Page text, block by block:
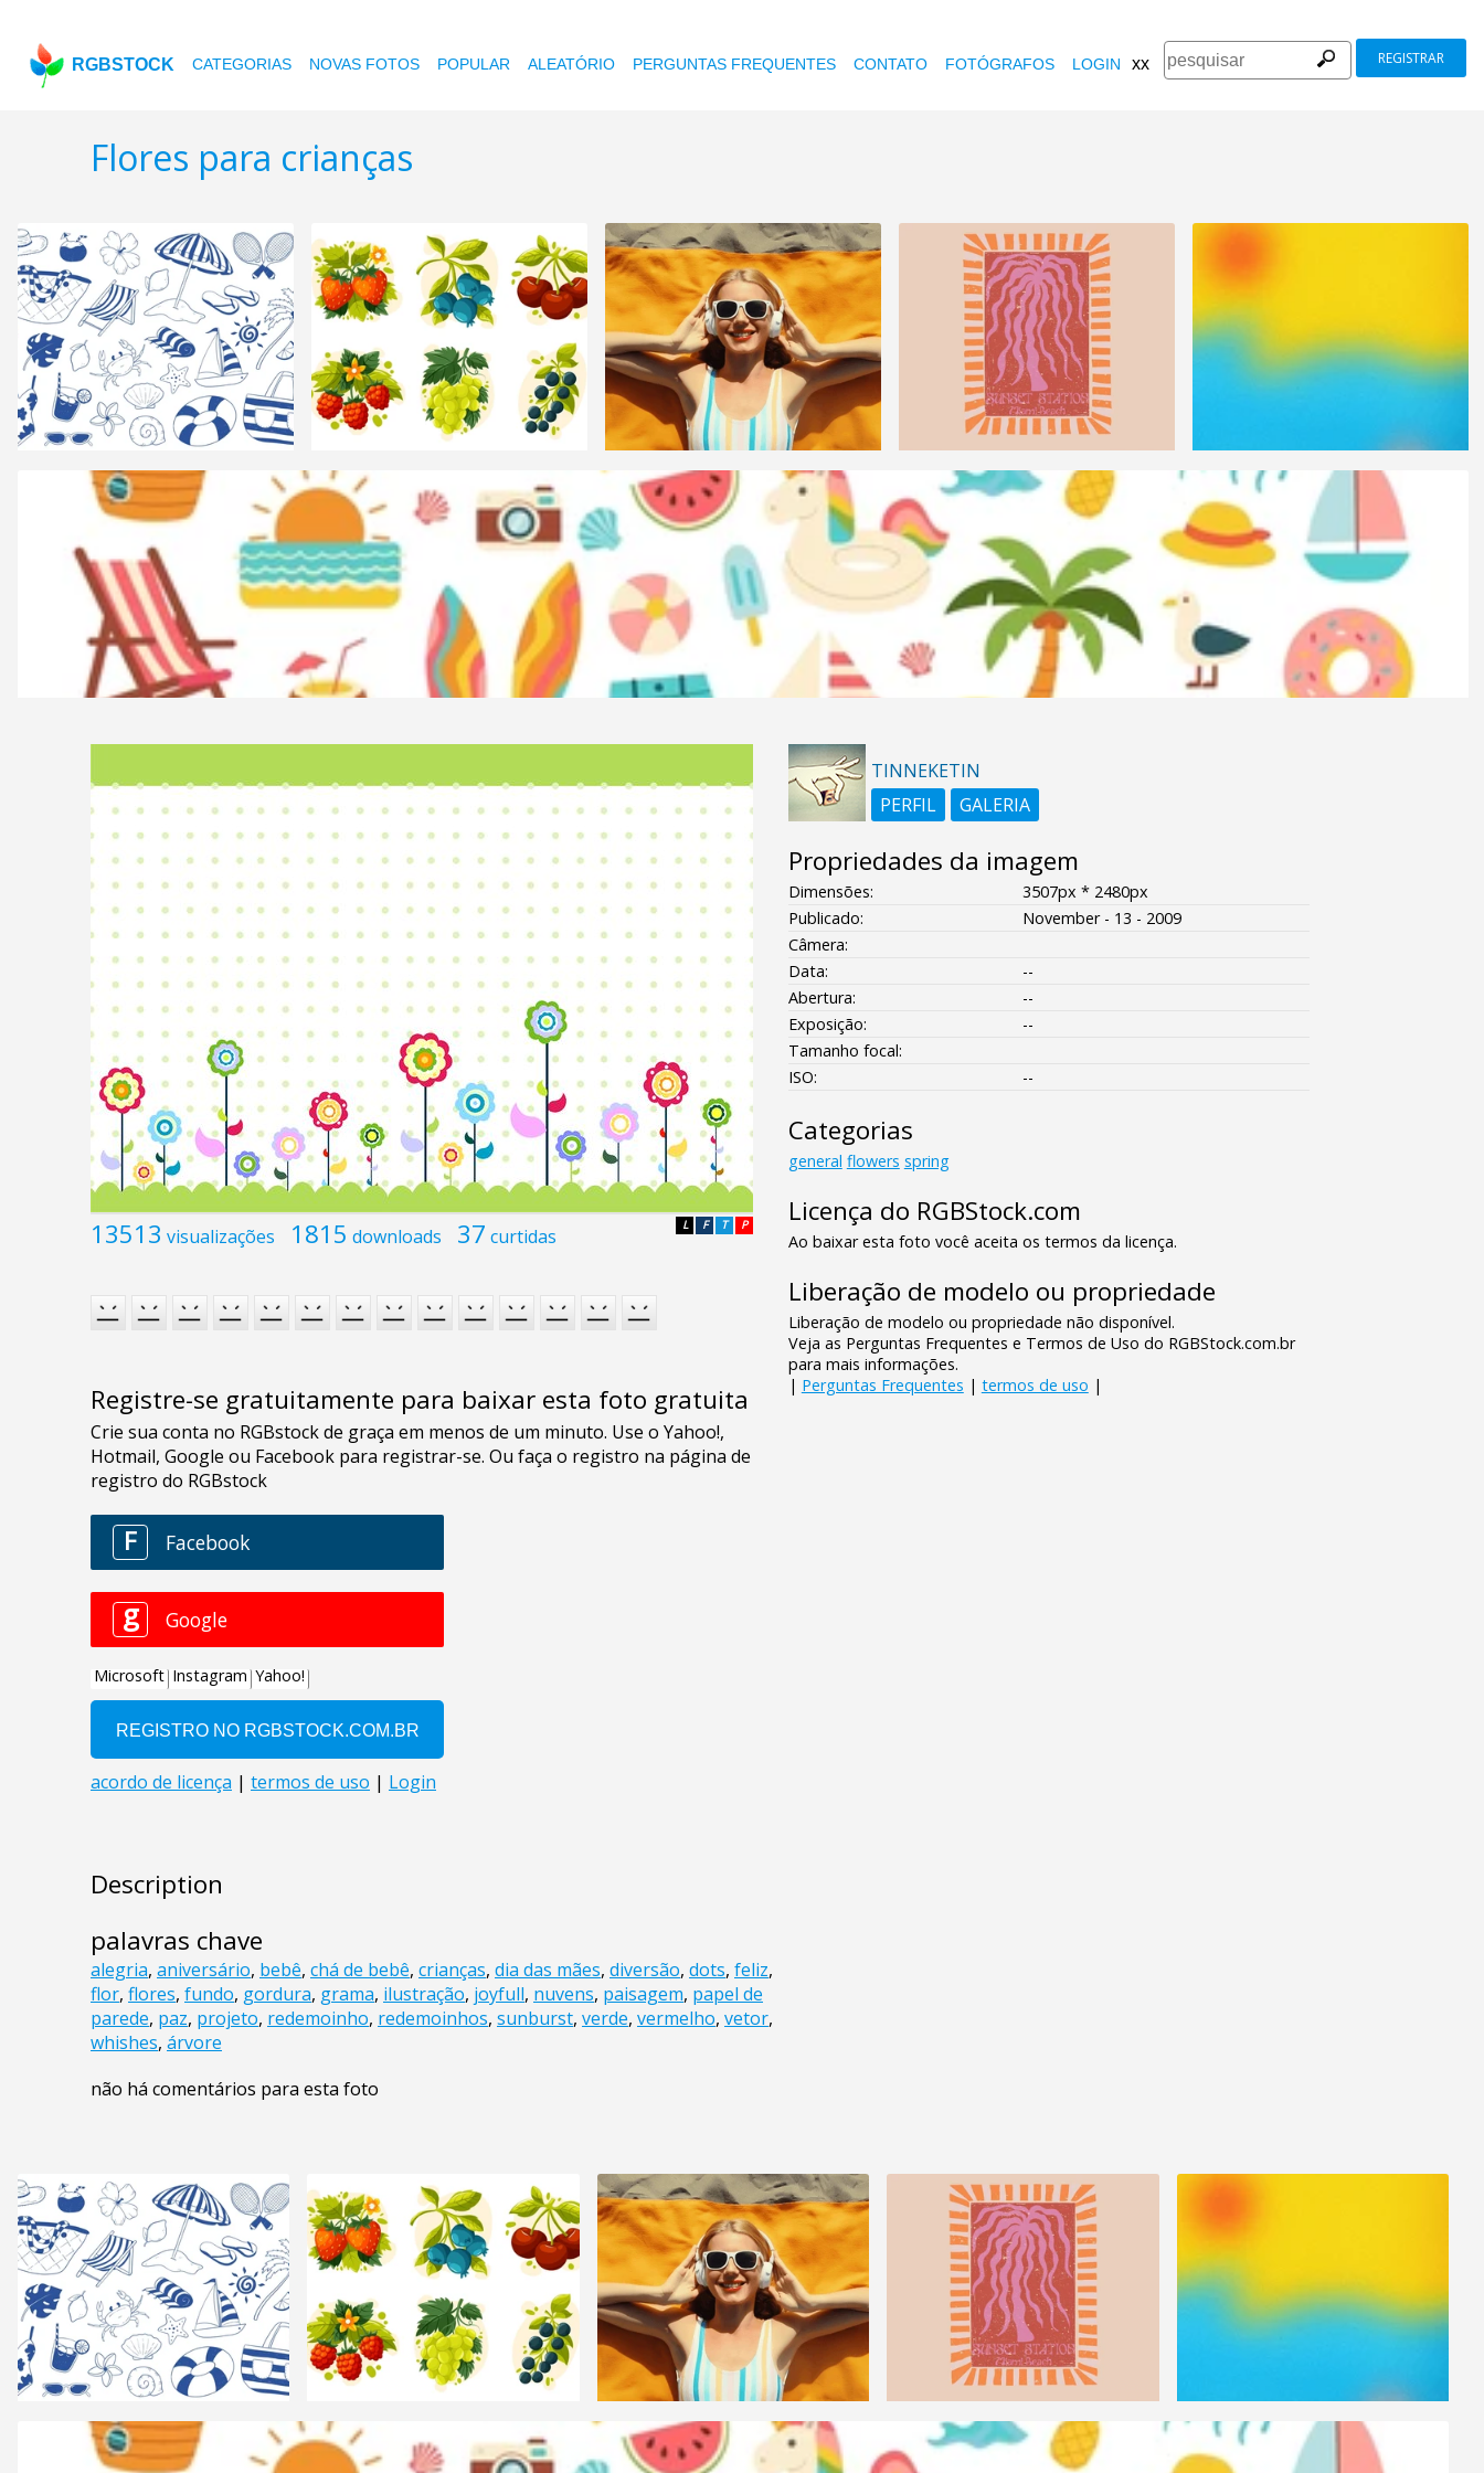
RGBSTOCK CATEGORIAS NOVAS FOTOS POPULAR ALEATÓRIO PERGUNTAS FREQUENTES CONTATO FOTÓGRAFOS LOGIN xx REGISTRAR
Flores para crianças
13513 visualizações 1815 downloads 37 curtidas P
T
F
L
Registre-se gratuitamente para baixar esta foto gratuita
Description
palavras chave
alegria, aniversário, bebê, chá de bebê, crianças, dia das mães, diversão, dots, feliz,
flor, flores, fundo, gordura, grama, ilustração, joyfull, nuvens, paisagem, papel de
parede, paz, projeto, redemoinho, redemoinhos, sunburst, verde, vermelho, vetor,
whishes, árvore
não há comentários para esta foto
TINNEKETIN
PERFIL
GALERIA
Propriedades da imagem
Dimensões:
3507px * 2480px
Publicado:
November - 13 - 2009
Câmera:
Data:
--
Abertura:
--
Exposição:
--
Tamanho focal:
ISO:
--
Categorias
general flowers spring
Licença do RGBStock.com
Ao baixar esta foto você aceita os termos da licença.
Liberação de modelo ou propriedade
Liberação de modelo ou propriedade não disponível.
Veja as Perguntas Frequentes e Termos de Uso do RGBStock.com.br
para mais informações.
| Perguntas Frequentes | termos de uso |